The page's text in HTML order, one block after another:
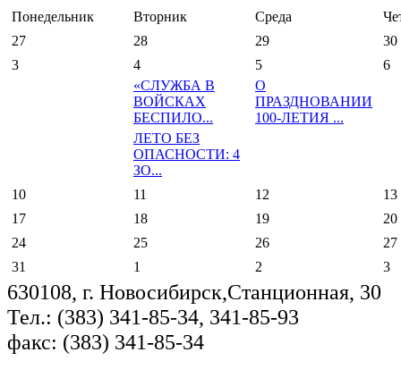
Понедельник Вторник Среда
27
28 29
30
3
4
«СЛУЖБА В
ВОЙСКАХ
БЕСПИЛО...
ЛЕТО БЕЗ
ОПАСНОСТИ: 4
ЗО...
5
О
ПРАЗДНОВАНИИ
100-ЛЕТИЯ ...
6
10 11 12
13
17
18 19
20
24
25 26
27
31
1 2 3
630108, г. Новосибирск,Станционная, 30
Тел.: (383) 341-85-34, 341-85-93
факс: (383) 341-85-34